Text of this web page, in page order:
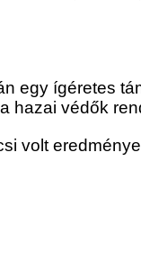
egy ígéretes
hazai védők
volt